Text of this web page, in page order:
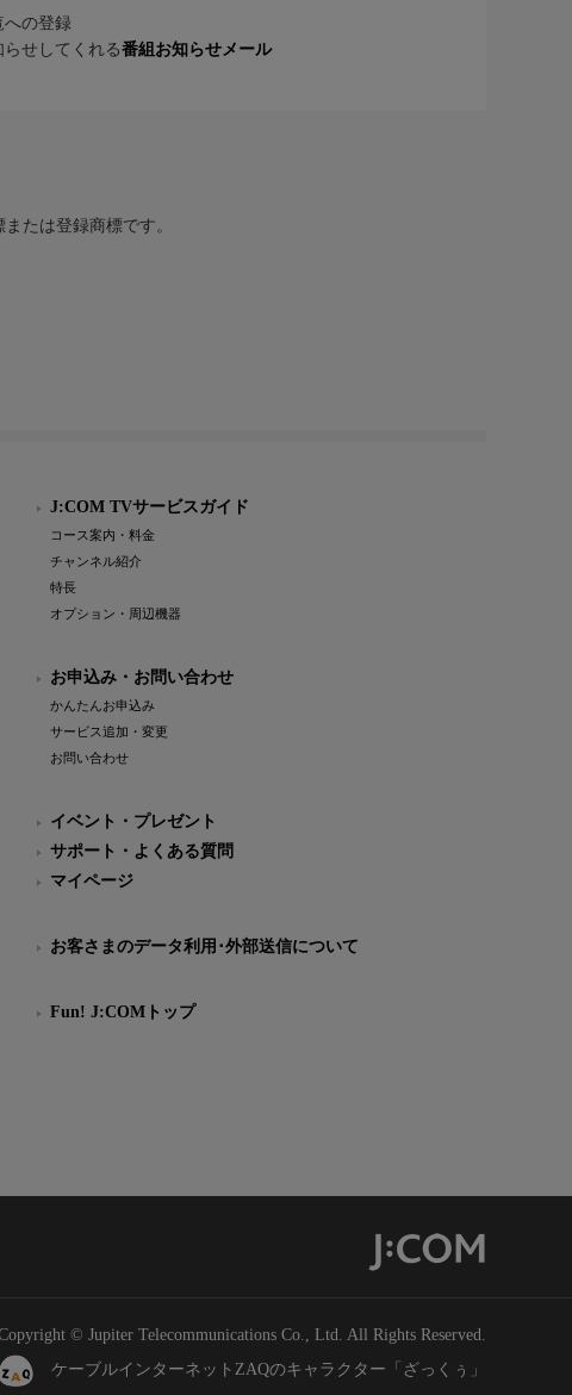
への登録
せしてくれる番組お知らせメール
たは登録商標です。
J:COM TVサービスガイド
コース案内・料金
チャンネル紹介
特長
オプション・周辺機器
お申込み・お問い合わせ
かんたんお申込み
サービス追加・変更
お問い合わせ
イベント・プレゼント
サポート・よくある質問
マイページ
お客さまのデータ利用･外部送信について
Fun! J:COMトップ
© Jupiter Telecommunications Co., Ltd. All Rights Reserved.
ケーブルインターネットZAQのキャラクター「ざっくぅ」